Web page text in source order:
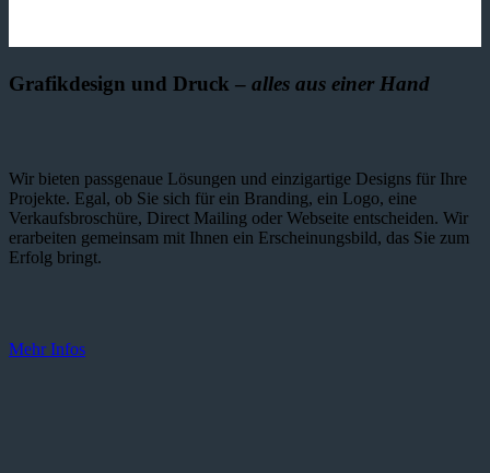
Grafikdesign und Druck – alles aus einer Hand
Wir bieten passgenaue Lösungen und einzig­artige Designs für Ihre
Projekte. Egal, ob Sie sich für ein Branding, ein Logo, eine
Verkaufsbroschüre, Direct Mailing oder Webseite entscheiden. Wir
erarbeiten gemeinsam mit Ihnen ein Erscheinungsbild, das Sie zum
Erfolg bringt.
Mehr Infos